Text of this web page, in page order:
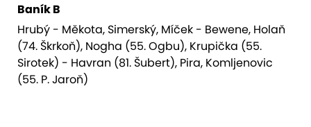
Baník B
Hrubý - Měkota, Simerský, Míček - Bewene, Holaň
(74. Škrkoň), Nogha (55. Ogbu), Krupička (55.
Sirotek) - Havran (81. Šubert), Pira, Komljenovic
(55. P. Jaroň)